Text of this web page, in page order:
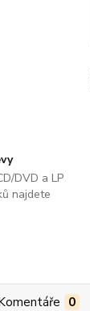
DVD a LP
najdete
0